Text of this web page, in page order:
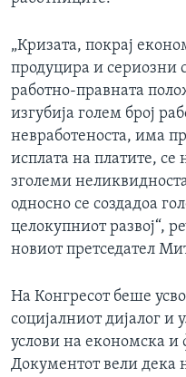
„Кризата, покрај
продуцира и сериозни
работно-правната
изгубија голем број
невработеноста, има
исплата на платите, се
зголеми
односно се создадоа
целокупниот развој“,
новиот претседател
На Конгресот беше
социјалниот дијалог и
услови на економска
Документот вели дека